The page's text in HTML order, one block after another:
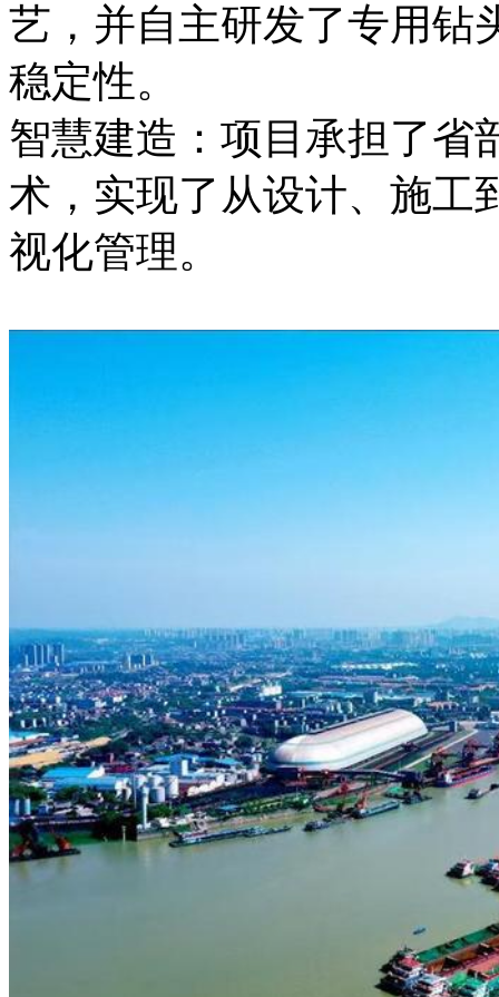
艺，并自主研发了专用钻
稳定性。
智慧建造：项目承担了省
术，实现了从设计、施工
视化管理。